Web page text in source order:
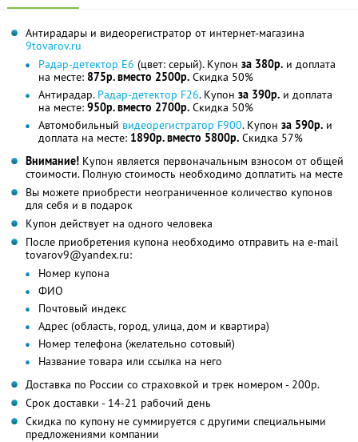
Антирадары и видеорегистратор от интернет-магазина
9tovarov.ru
Радар-детектор E6 (цвет: серый). Купон за 380р. и доплата
на месте: 875р. вместо 2500р. Скидка 50%
Антирадар. Радар-детектор F26. Купон за 390р. и доплата
на месте: 950р. вместо 2700р. Скидка 50%
Автомобильный видеорегистратор F900. Купон за 590р. и
доплата на месте: 1890р. вместо 5800р. Скидка 57%
Внимание! Купон является первоначальным взносом от общей
стоимости. Полную стоимость необходимо доплатить на месте
Вы можете приобрести неограниченное количество купонов
для себя и в подарок
Купон действует на одного человека
После приобретения купона необходимо отправить на e-mail
tovarov9@yandex.ru:
Номер купона
ФИО
Почтовый индекс
Адрес (область, город, улица, дом и квартира)
Номер телефона (желательно сотовый)
Название товара или ссылка на него
Доставка по России со страховкой и трек номером - 200р.
Срок доставки - 14-21 рабочий день
Скидка по купону не суммируется с другими специальными
предложениями компании